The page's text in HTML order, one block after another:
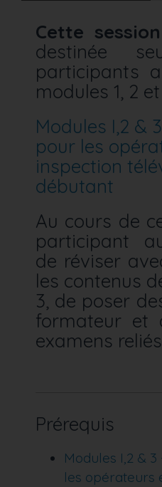
Cette
destinée
participants
modules 1, 2
Modules I,2 &
pour les
inspection
débutant
Au cours de
participant
de réviser
les contenus
3, de poser
formateur et
examens
Prérequis
Modules I,2 &
les opérateurs